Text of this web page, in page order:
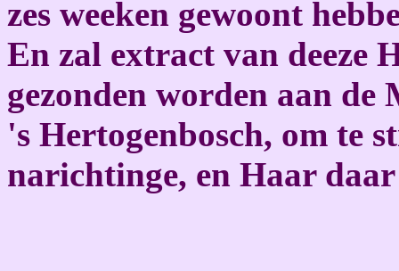
zes weeken gewoont
En zal extract van deeze
gezonden worden aan
's Hertogenbosch, om te
narichtinge, en Haar